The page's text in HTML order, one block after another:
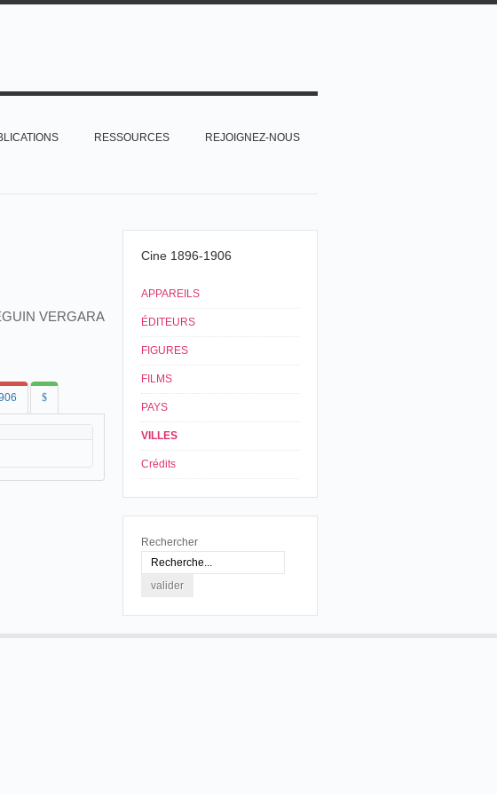
RESSOURCES REJOIGNEZ-NOUS
VERGARA
$
Cine 1896-1906
APPAREILS
ÉDITEURS
FIGURES
FILMS
PAYS
VILLES
Crédits
Rechercher